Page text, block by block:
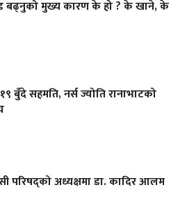
बढ्नुको मुख्य कारण के हो ? के खाने, के
बुँदे सहमति, नर्स ज्योति रानाभाटको
परिषद्को अध्यक्षमा डा. कादिर आलम